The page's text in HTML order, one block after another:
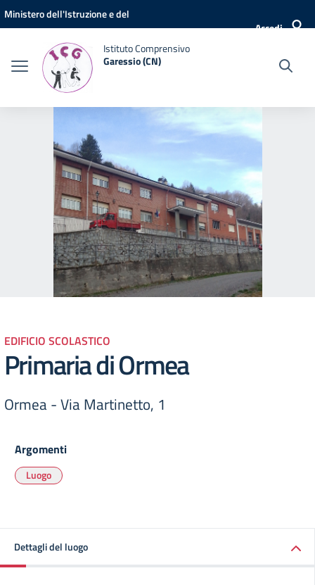
Vai ai contenuti
Vai al menu di navigazione
Vai al footer
Ministero dell'Istruzione e del
Accedi
Istituto Comprensivo
Garessio (CN)
EDIFICIO SCOLASTICO
Primaria di Ormea
Ormea - Via Martinetto, 1
Argomenti
Luogo
Dettagli del luogo